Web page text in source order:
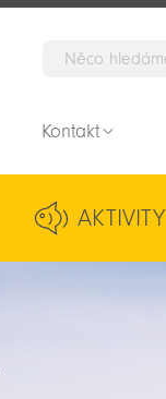
Kontakt
AKTIVITY